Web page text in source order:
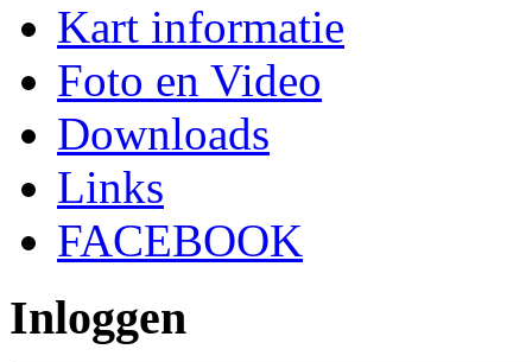
Kart informatie
Foto en Video
Downloads
Links
FACEBOOK
Inloggen